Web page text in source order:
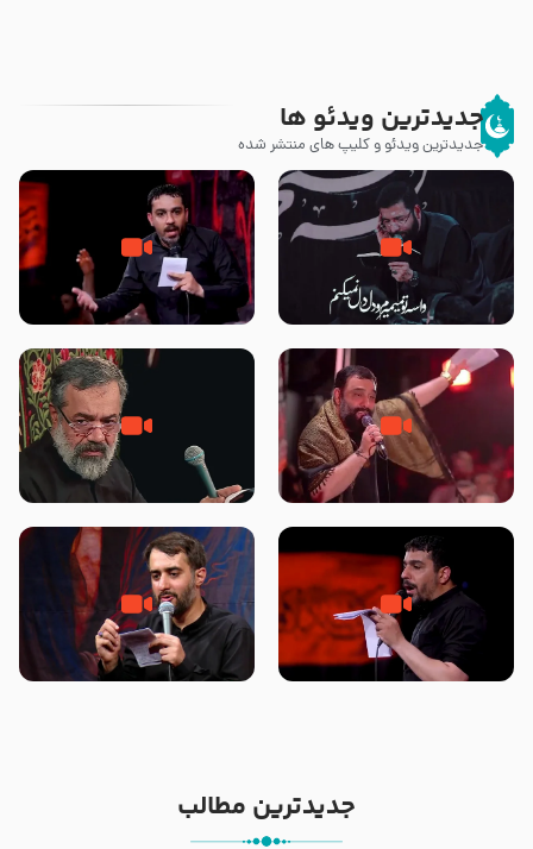
جدیدترین ویدئو ها
جدیدترین ویدئو و کلیپ های منتشر شده
مصداق کربلا – حاج حسین سیب
سرخی
شور ، حسینا! به‌ حق زهرا «أُنْظُرْ
إِلَینا» – عزاداری شب هفتم ماه
جانا جانا ابی عبدالله – کربلایی جواد
مقدم – شب هشتم محرم 1448 –
مادر منم مثل تو خمیدم – حاج
محمود کریمی – شهادت حضرت
هیئت رایة العباس علیه السلام
تک ، عبّاس، صاحب دل‌هاست –
حاج حنیف طاهری – عزاداری شب
من غلام نوکراتم من عاشق کربلاتم
– شور زمینه – شب هفتم – محرم
جدیدترین مطالب